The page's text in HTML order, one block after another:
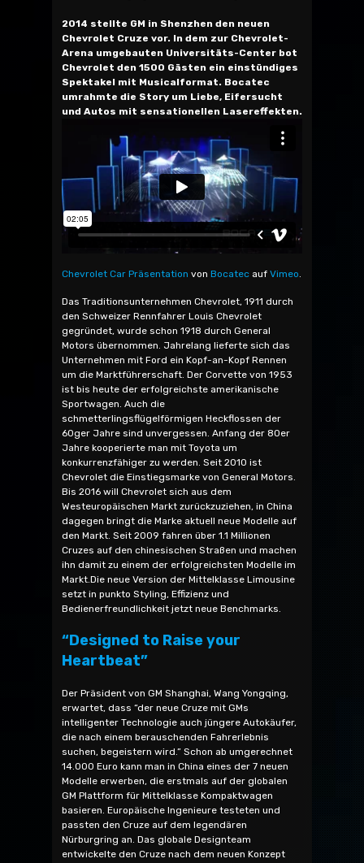
2014 stellte GM in Shenzhen den neuen
Chevrolet Cruze vor. In dem zur Chevrolet-
Arena umgebauten Universitäts-Center bot
Chevrolet den 1500 Gästen ein einstündiges
Spektakel mit Musicalformat. Bocatec
umrahmte die Story um Liebe, Eifersucht
und Autos mit sensationellen Lasereffekten.
Chevrolet Car Präsentation von Bocatec auf Vimeo.
Das Traditionsunternehmen Chevrolet, 1911 durch
den Schweizer Rennfahrer Louis Chevrolet
gegründet, wurde schon 1918 durch General
Motors übernommen. Jahrelang lieferte sich das
Unternehmen mit Ford ein Kopf-an-Kopf Rennen
um die Marktführerschaft. Der Corvette von 1953
ist bis heute der erfolgreichste amerikanische
Sportwagen. Auch die
schmetterlingsflügelförmigen Heckflossen der
60ger Jahre sind unvergessen. Anfang der 80er
Jahre kooperierte man mit Toyota um
konkurrenzfähiger zu werden. Seit 2010 ist
Chevrolet die Einstiegsmarke von General Motors.
Bis 2016 will Chevrolet sich aus dem
Westeuropäischen Markt zurückzuziehen, in China
dagegen bringt die Marke aktuell neue Modelle auf
den Markt. Seit 2009 fahren über 1.1 Millionen
Cruzes auf den chinesischen Straßen und machen
ihn damit zu einem der erfolgreichsten Modelle im
Markt.Die neue Version der Mittelklasse Limousine
setzt in punkto Styling, Effizienz und
Bedienerfreundlichkeit jetzt neue Benchmarks.
“Designed to Raise your
Heartbeat”
Der Präsident von GM Shanghai, Wang Yongqing,
erwartet, dass “der neue Cruze mit GMs
intelligenter Technologie auch jüngere Autokäufer,
die nach einem berauschenden Fahrerlebnis
suchen, begeistern wird.” Schon ab umgerechnet
14.000 Euro kann man in China eines der 7 neuen
Modelle erwerben, die erstmals auf der globalen
GM Plattform für Mittelklasse Kompaktwagen
basieren. Europäische Ingenieure testeten und
passten den Cruze auf dem legendären
Nürburgring an. Das globale Designteam
entwickelte den Cruze nach dem neuen Konzept